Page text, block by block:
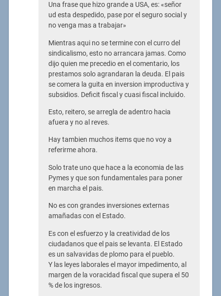
Una frase que hizo grande a USA, es: «señor
ud esta despedido, pase por el seguro social y
no venga mas a trabajar»
Mientras aqui no se termine con el curro del
sindicalismo, esto no arrancara jamas. Como
dijo quien me precedio en el comentario, los
prestamos solo agrandaran la deuda. El pais
se comera la guita en inversion improductiva y
subsidios. Deficit fiscal y cuasi fiscal incluido.
Esto, reitero, se arregla de adentro hacia
afuera y no al reves.
Hay tambien muchos items que no voy a
referirme ahora.
Solo trate uno que hace a la economia de las
Pymes y que son fundamentales para poner
en marcha el pais.
No es con grandes inversiones externas
amañadas con el Estado.
Es con el esfuerzo y la creatividad de los
ciudadanos que el pais se levanta. El Estado
es un salvavidas de plomo para el pueblo.
Y las leyes laborales el mayor impedimento, al
margen de la voracidad fiscal que supera el 50
% de los ingresos.